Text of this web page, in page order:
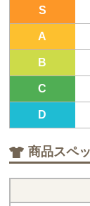
S
A
B
C
D
商品スペ